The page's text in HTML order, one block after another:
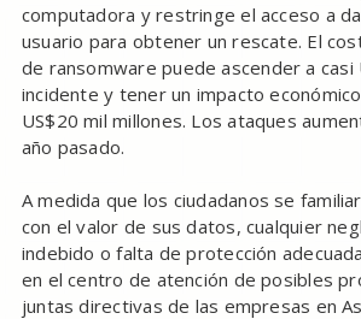
computadora y restringe el acceso a
usuario para obtener un rescate. El
de ransomware puede ascender a casi
incidente y tener un impacto
US$20 mil millones. Los ataques
año pasado.
A medida que los ciudadanos se
con el valor de sus datos, cualquier
indebido o falta de protección
en el centro de atención de posibles
juntas directivas de las empresas en